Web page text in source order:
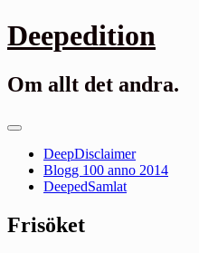
Gå
till
Deepedition
Om allt det andra.
Primär
DeepDisclaimer
Blogg 100 anno 2014
DeepedSamlat
Frisöket